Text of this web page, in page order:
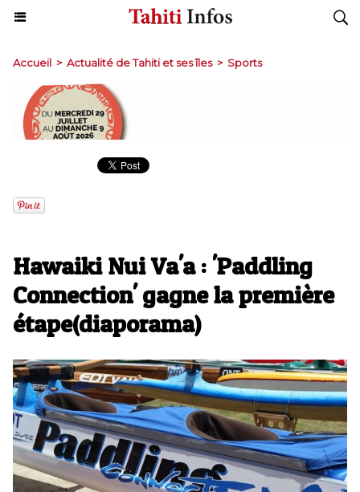
Accueil > Actualité de Tahiti et ses îles > Sports
Hawaiki Nui Va'a : 'Paddling
Connection' gagne la première
étape(diaporama)